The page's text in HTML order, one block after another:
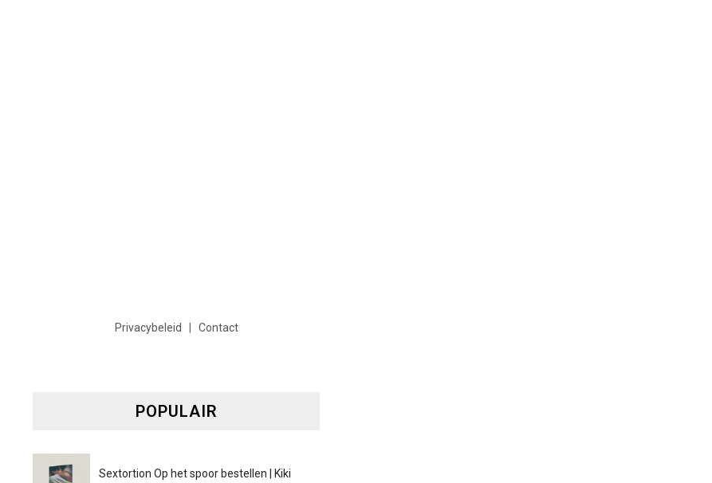
Privacybeleid Contact
POPULAIR
Sextortion Op het spoor bestellen | Kiki